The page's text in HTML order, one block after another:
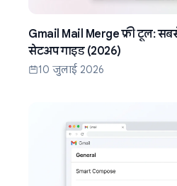
Gmail Mail Merge फ्री टूल:
सेटअप गाइड (2026)
10 जुलाई 2026